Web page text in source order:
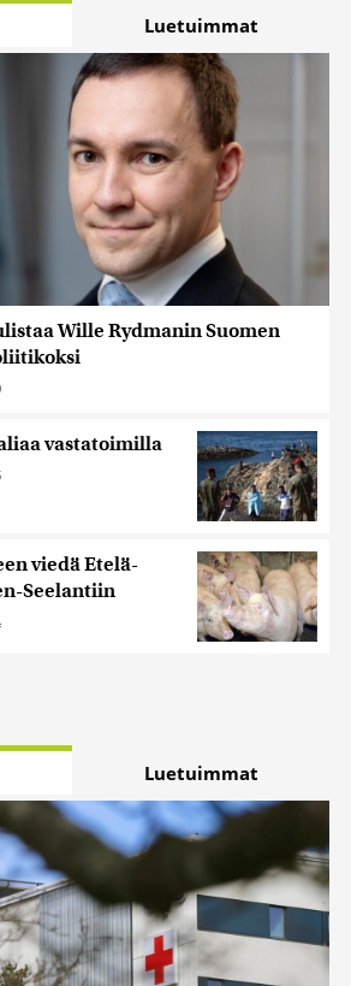
Luetuimmat
Wille Rydmanin Suomen
vastatoimilla
viedä Etelä-
Seelantiin
Luetuimmat